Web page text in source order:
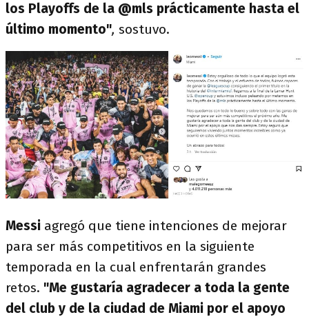
los Playoffs de la @mls prácticamente hasta el
último momento", sostuvo.
Messi agregó que tiene intenciones de mejorar
para ser más competitivos en la siguiente
temporada en la cual enfrentarán grandes
retos. "Me gustaría agradecer a toda la gente
del club y de la ciudad de Miami por el apoyo